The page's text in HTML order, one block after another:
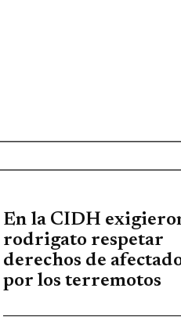
En la CIDH
rodrigato respetar
derechos de
por los terremotos